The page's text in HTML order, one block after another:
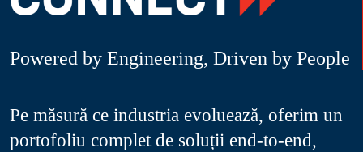
Powered by Engineering, Driven by People
Pe măsură ce industria evoluează, oferim un
portofoliu complet de soluții end-to-end,